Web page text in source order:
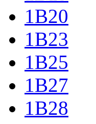
1B20
1B23
1B25
1B27
1B28